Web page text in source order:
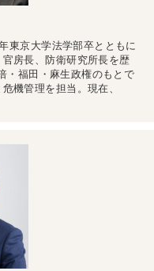
東京大学法学部卒とともに
房長、防衛研究所長を歴
・福田・麻生政権のもとで
機管理を担当。現在、